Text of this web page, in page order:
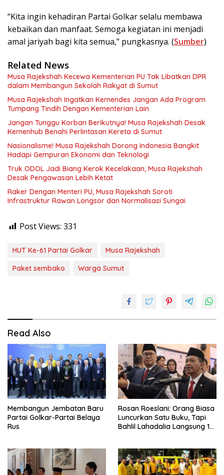
“Kita ingin kehadiran Partai Golkar selalu membawa
kebaikan dan manfaat. Semoga kegiatan ini menjadi
amal jariyah bagi kita semua,” pungkasnya. (Sumber)
Related News
Musa Rajekshah Kecewa Kementerian PU Tak Libatkan DPR
dalam Membangun Sekolah Rakyat di Sumut
Musa Rajekshah Ingatkan Kemendes Jangan Ada Program
Tumpang Tindih Dengan Kementerian Lain
Jangan Tunggu Korban Berikutnya! Musa Rajekshah Desak
Kemenhub Benahi Perlintasan Kereta di Sumut
Nasionalisme! Musa Rajekshah Dorong Indonesia Bangkit
Hadapi Gempuran Ekonomi dan Teknologi
Truk ODOL Jadi Biang Kerok Kecelakaan, Musa Rajekshah
Desak Pengawasan Lebih Ketat
Raker Dengan Menteri PU, Musa Rajekshah Soroti
Infrastruktur Rawan Longsor dan Normalisasi Sungai
Post Views: 331
HUT Ke-61 Partai Golkar
Musa Rajekshah
Paket sembako
Warga Sumut
Read Also
Membangun Jembatan Baru
Partai Golkar-Partai Belaya
Rus
Rosan Roeslani: Orang Biasa
Luncurkan Satu Buku, Tapi
Bahlil Lahadalia Langsung 10